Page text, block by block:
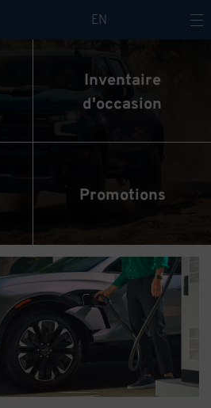
Bisson Chevrolet
EN
Inventaire
d'occasion
Promotions